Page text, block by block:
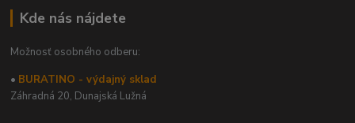
Kde nás nájdete
Možnosť osobného odberu:
• BURATINO - výdajný sklad
Záhradná 20, Dunajská Lužná